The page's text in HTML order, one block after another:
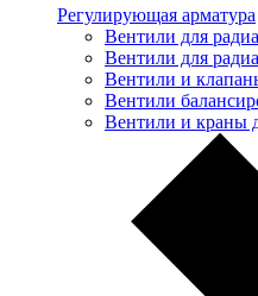
Регулирующая арматура
Вентили для
Вентили для
Вентили и
Вентили
Вентили и краны